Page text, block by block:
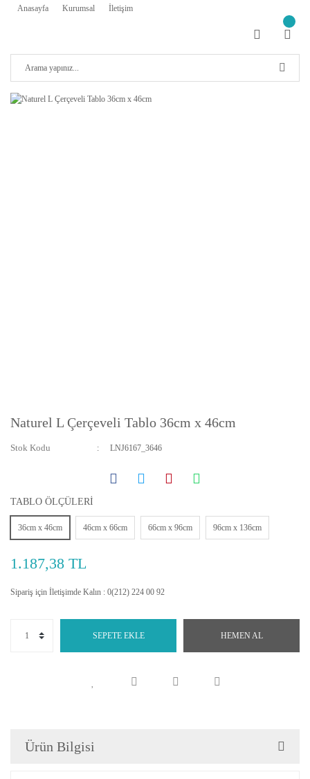
Anasayfa Kurumsal İletişim
Naturel L Çerçeveli Tablo 36cm x 46cm
Stok Kodu LNJ6167_3646
TABLO ÖLÇÜLERİ
36cm x 46cm 46cm x 66cm 66cm x 96cm 96cm x 136cm
1.187,38 TL
Sipariş için İletişimde Kalın : 0(212) 224 00 92
SEPETE EKLE HEMEN AL
Ürün Bilgisi